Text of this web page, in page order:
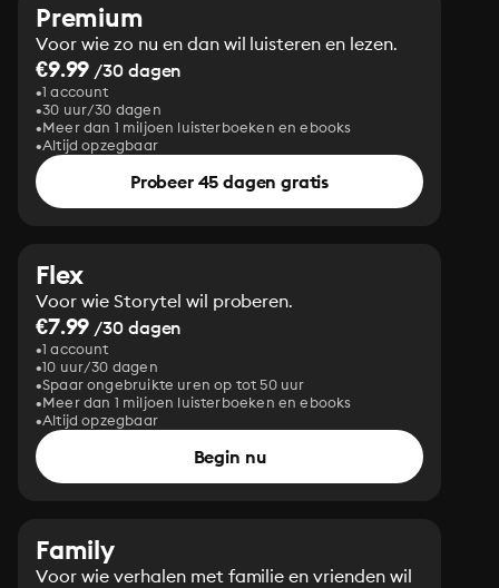
Premium
Voor wie zo nu en dan wil luisteren en lezen.
€9.99 /30 dagen
1 account
30 uur/30 dagen
Meer dan 1 miljoen luisterboeken en ebooks
Altijd opzegbaar
Probeer 45 dagen gratis
Flex
Voor wie Storytel wil proberen.
€7.99 /30 dagen
1 account
10 uur/30 dagen
Spaar ongebruikte uren op tot 50 uur
Meer dan 1 miljoen luisterboeken en ebooks
Altijd opzegbaar
Begin nu
Family
Voor wie verhalen met familie en vrienden wil